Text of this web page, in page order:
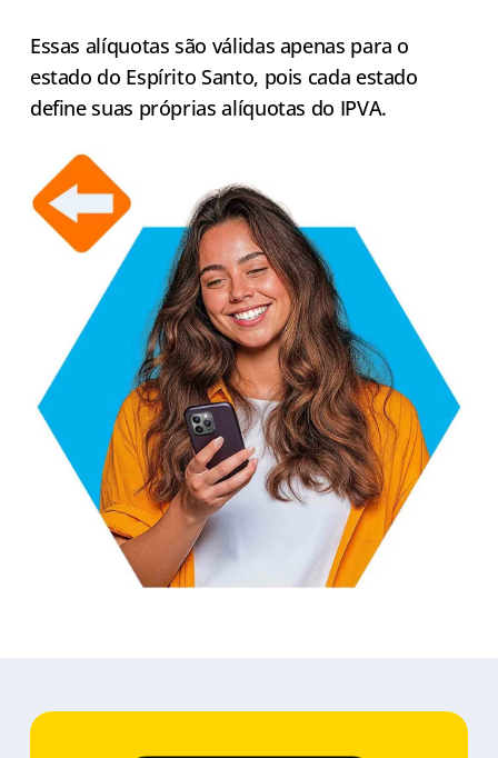
Essas alíquotas são válidas apenas para o
estado do Espírito Santo, pois cada estado
define suas próprias alíquotas do IPVA.